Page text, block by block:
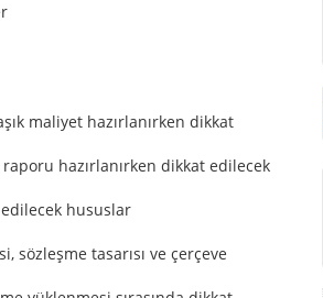
maliyet hazırlanırken dikkat
hazırlanırken dikkat edilecek
hususlar
tasarısı ve çerçeve